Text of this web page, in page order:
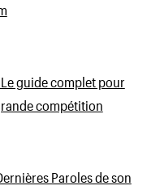
guide complet pour
compétition
Paroles de son